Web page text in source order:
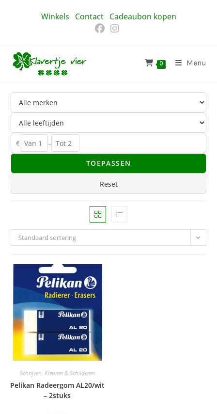
Winkels Contact Cadeaubon kopen
0 Menu
€ –
TOEPASSEN
Reset
Standaard sortering
Schrijven, Kleuren & Schilderen
Pelikan Radeergom AL20/wit
– 2stuks